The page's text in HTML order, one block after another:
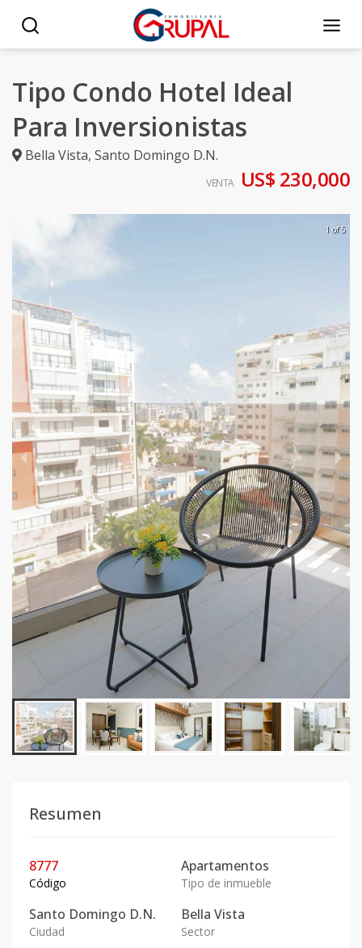
Tipo Condo Hotel Ideal
Para Inversionistas
Bella Vista, Santo Domingo D.N.
VENTA US$ 230,000
1 of 5
Resumen
8777
Código
Apartamentos
Tipo de inmueble
Santo Domingo D.N.
Ciudad
Bella Vista
Sector